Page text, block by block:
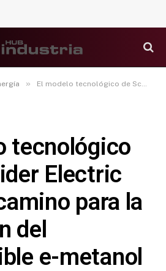
» El modelo tecnológico de Schneider Electric allana el camino para la expansión del combustible e-metanol
tecnológico
Electric
para la
del
e-metanol